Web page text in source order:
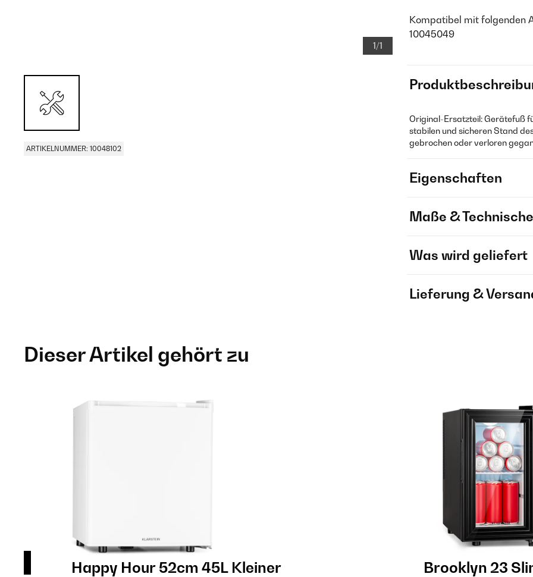
1/1
ARTIKELNUMMER: 10048102
Kompatibel mit folgenden
10045049
Original-Ersatzteil: Gerätefuß
stabilen und sicheren Stand
gebrochen oder verloren
Eigenschaften
Maße &
Was wird geliefert
Lieferung &
Dieser Artikel gehört zu
Happy Hour 52cm 45L Kleiner
Brooklyn 23